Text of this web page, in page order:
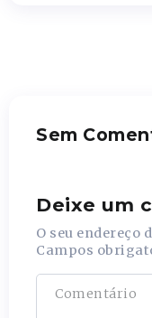
Sem
Deixe um
O seu endereço
Campos